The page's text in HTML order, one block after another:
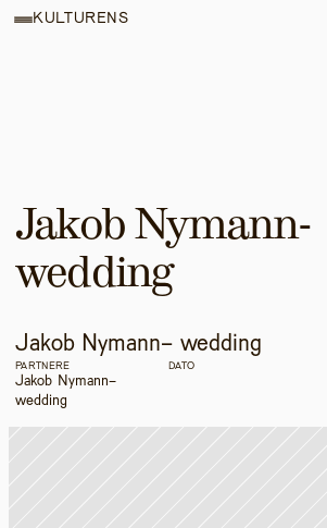
Jakob Nymann-
wedding
Jakob Nymann- wedding
PARTNERE
Jakob Nymann-
wedding
DATO
KULTURENS